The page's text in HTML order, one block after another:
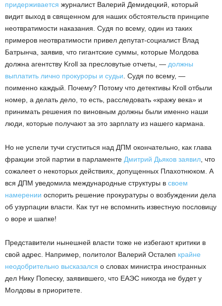
придерживается журналист Валерий Демидецкий, который
видит выход в священном для наших обстоятельств принципе
неотвратимости наказания. Судя по всему, один из таких
примеров неотвратимости привел депутат-социалист Влад
Батрынча, заявив, что гигантские суммы, которые Молдова
должна агентству Kroll за пресловутые отчеты, — должны
выплатить лично прокуроры и судьи . Судя по всему, —
поименно каждый. Почему? Потому что детективы Kroll отбыли
номер, а делать дело, то есть, расследовать «кражу века» и
принимать решения по виновным должны были именно наши
люди, которые получают за это зарплату из нашего кармана.
Но не успели тучи сгуститься над ДПМ окончательно, как глава
фракции этой партии в парламенте Дмитрий Дьяков заявил , что
сожалеет о некоторых действиях, допущенных Плахотнюком. А
вся ДПМ уведомила международные структуры в своем
намерении оспорить решение прокуратуры о возбуждении дела
об узурпации власти. Как тут не вспомнить известную пословицу
о воре и шапке!
Представители нынешней власти тоже не избегают критики в
свой адрес. Например, политолог Валерий Осталеп крайне
неодобрительно высказался о словах министра иностранных
дел Нику Попеску, заявившего, что ЕАЭС никогда не будет у
Молдовы в приоритете.